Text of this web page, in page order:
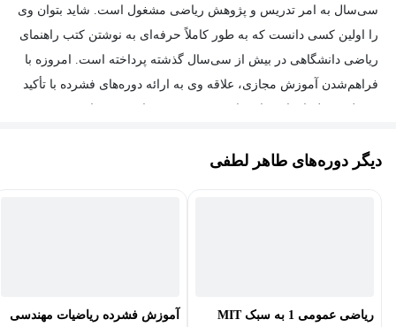
سی‌سال به امر تدریس و پژوهش ریاضی مشغول است. شاید بتوان وی
را اولین کسی دانست که به طور کاملاً حرفه‌ای به نوشتن کتب راهنمای
ریاضی دانشگاهی در بیش از سی‌سال گذشته پرداخته است. امروزه با
فراهم‌شدن آموزش مجازی، علاقه وی به ارائه دوره‌های فشرده با تأکید
او امروزه به انتقال تجربیات پخته‌تری در زمینه آموزش ریاضی بپردازد.
دیگر دوره‌های طاهر لطفی
ریاضی عمومی 1 به سبک MIT آموزش فشرده ریاضیات مهندسی